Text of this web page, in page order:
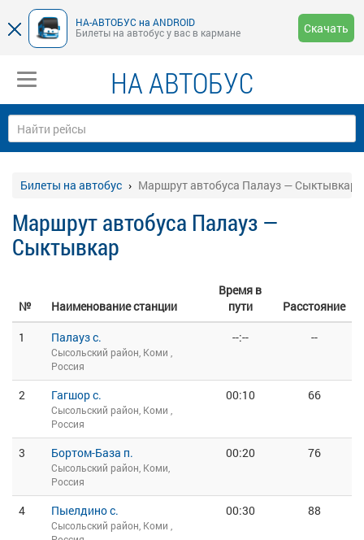
НА-АВТОБУС на ANDROID
Билеты на автобус у вас в кармане
Скачать
НА АВТОБУС
Билеты на автобус Маршрут автобуса Палауз — Сыктывкар
Маршрут автобуса Палауз —
Сыктывкар
№ Наименование станции
Время в
пути
Расстояние
1
Палауз с.
Сысольский район, Коми ,
Россия
--:-- --
2 Гагшор с.
Сысольский район, Коми ,
Россия
00:10 66
3 Бортом-База п.
Сысольский район, Коми,
Россия
00:20 76
4 Пыелдино с.
Сысольский район, Коми ,
00:30 88